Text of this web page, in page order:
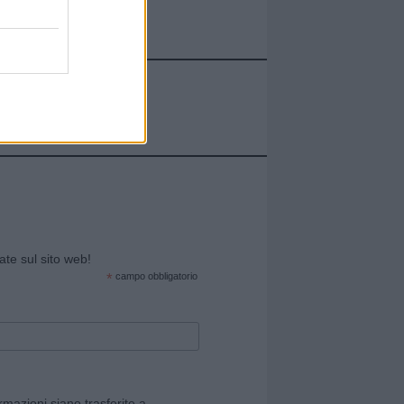
sul sito web!
* campo obbligatorio